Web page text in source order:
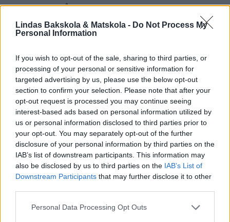
Lindas Bakskola & Matskola - Do Not Process My
Personal Information
If you wish to opt-out of the sale, sharing to third parties, or
processing of your personal or sensitive information for
targeted advertising by us, please use the below opt-out
section to confirm your selection. Please note that after your
opt-out request is processed you may continue seeing
interest-based ads based on personal information utilized by
us or personal information disclosed to third parties prior to
your opt-out. You may separately opt-out of the further
disclosure of your personal information by third parties on the
IAB’s list of downstream participants. This information may
also be disclosed by us to third parties on the IAB’s List of
Downstream Participants that may further disclose it to other
Personal Data Processing Opt Outs
SAFTIGA RÅGSIKTSRUTOR
Mjuka, supergoda brödrutor med ett oerhört saftigt
innanmäte.
0